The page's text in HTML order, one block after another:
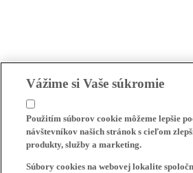
Vážime si Vaše súkromie
Použitím súborov cookie môžeme lepšie
návštevníkov našich stránok s cieľom
produkty, služby a marketing.
Súbory cookies na webovej lokalite